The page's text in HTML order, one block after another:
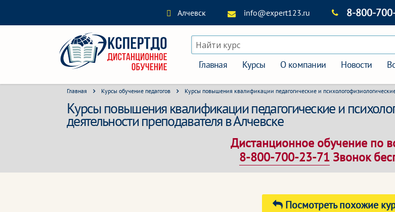
Алчевск info@expert123.ru 8-800-
Найти курс
Главная Курсы О компании Новости
Главная Курсы обучение педагогов Курсы повышения квалификации педагогические и
Курсы повышения квалификации педагогические и
деятельности преподавателя в Алчевске
Дистанционное обучение по
8-800-700-23-71 Звонок
Посмотреть похожие